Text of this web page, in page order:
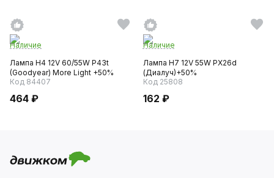
Наличие
Лампа H4 12V 60/55W P43t
(Goodyear) More Light +50%
Код 84407
464 ₽
Наличие
Лампа H7 12V 55W PX26d
(Диалуч)+50%
Код 25808
162 ₽